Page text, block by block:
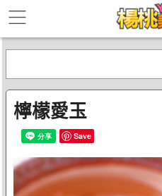
檸檬愛玉
Save